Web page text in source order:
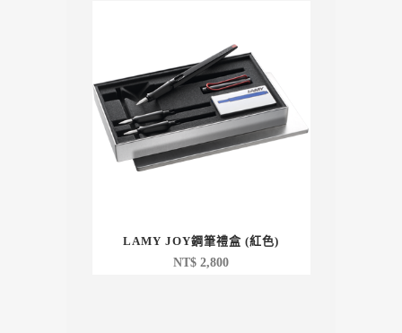
NT$ 1,400。NT$ 840。
LAMY JOY鋼筆禮盒 (紅色)
NT$ 2,800